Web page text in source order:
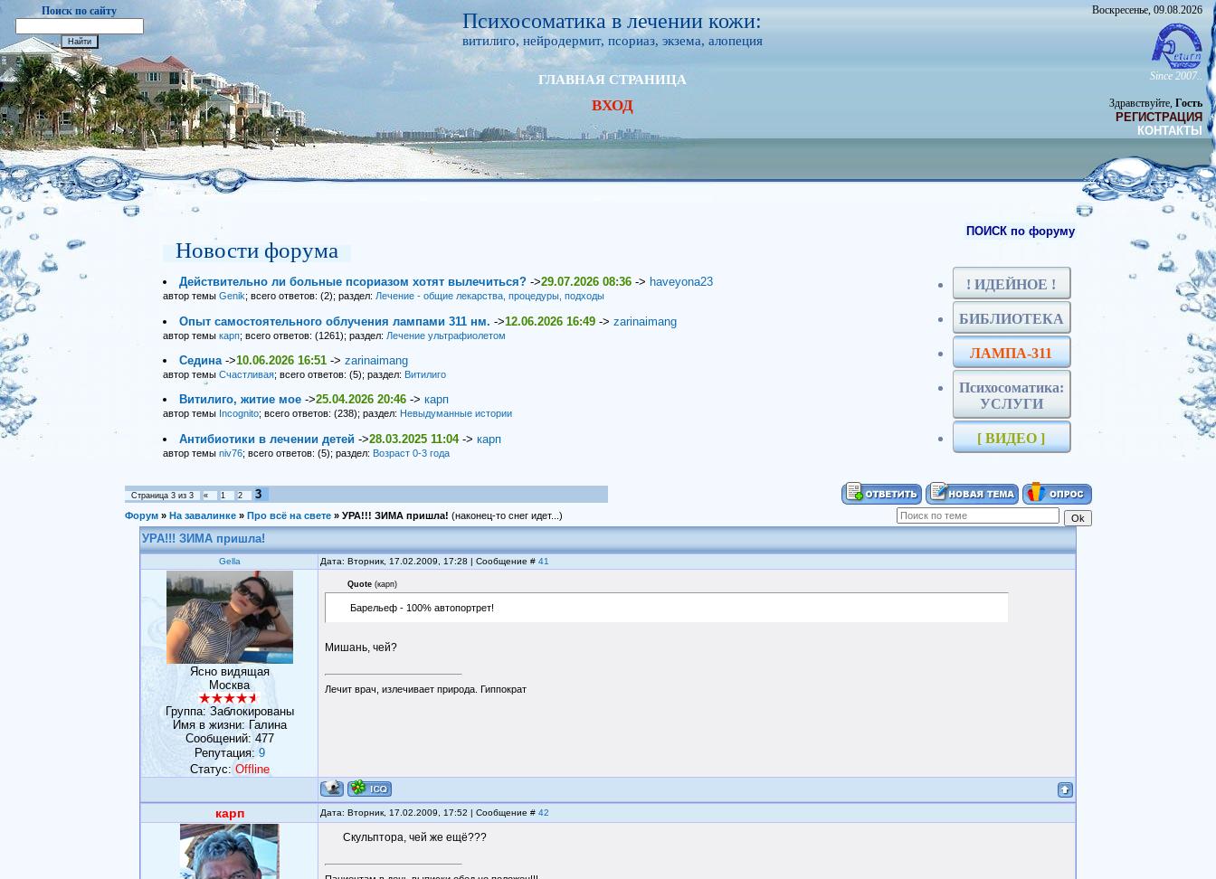
Поиск по сайту Психосоматика в лечении кожи:
витилиго, нейродермит, псориаз, экзема, алопеция
ГЛАВНАЯ СТРАНИЦА
ВХОД
Воскресенье, 09.08.2026
Since 2007..
Здравствуйте, Гость
РЕГИСТРАЦИЯ
КОНТАКТЫ
Новости форума
Действительно ли больные псориазом хотят вылечиться?->29.07.2026 08:36-> haveyona23
автор темы Genik; всего ответов: (2); раздел: Лечение - общие лекарства, процедуры, подходы
Опыт самостоятельного облучения лампами 311 нм. ->12.06.2026 16:49-> zarinaimang
автор темы карп; всего ответов: (1261); раздел: Лечение ультрафиолетом
Седина->10.06.2026 16:51-> zarinaimang
автор темы Счастливая; всего ответов: (5); раздел: Витилиго
Витилиго, житие мое->25.04.2026 20:46-> карп
автор темы Incognito; всего ответов: (238); раздел: Невыдуманные истории
Антибиотики в лечении детей ->28.03.2025 11:04-> карп
автор темы niv76; всего ответов: (5); раздел: Возраст 0-3 года
ПОИСК по форуму
! ИДЕЙНОЕ !
БИБЛИОТЕКА
ЛАМПА-311
Психосоматика:
УСЛУГИ
[ ВИДЕО ]
Страница 3из 3 « 1 2 3
Форум » На завалинке » Про всё на свете » УРА!!! ЗИМА пришла! (наконец-то снег идет...)
УРА!!! ЗИМА пришла!
Gella Дата: Вторник, 17.02.2009, 17:28 | Сообщение # 41
Ясно видящая
Москва
Группа: Заблокированы
Имя в жизни: Галина
Сообщений: 477
Репутация: 9
Статус: Offline
Quote (карп)
Барельеф - 100% автопортрет!
Мишань, чей?
Лечит врач, излечивает природа. Гиппократ
карп Дата: Вторник, 17.02.2009, 17:52 | Сообщение # 42
Скульптора, чей же ещё???